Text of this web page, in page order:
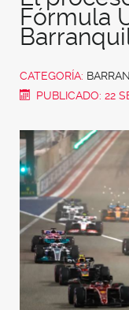
Fórmula
CATEGORÍA:
PUBLICADO: 22